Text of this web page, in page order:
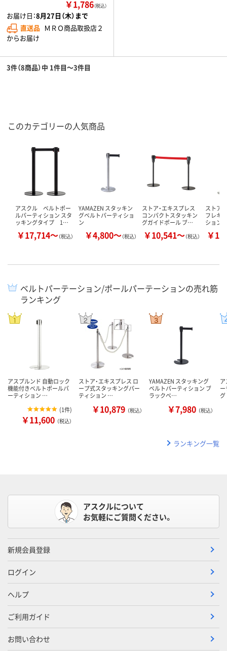
￥1,786（税込）
お届け日：8月27日（木）まで
直送品 ＭＲＯ商品取扱店２
からお届け
3件（8商品）中 1件目～3件目
このカテゴリーの人気商品
アスクル ベルトポー
ルパーティション スタ
ッキングタイプ 1…
￥17,714～（税込）
YAMAZEN スタッキン
グベルトパーティショ
ン
￥4,800～（税込）
ストア・エキスプレス
コンパクトスタッキン
グガイドポール ブ…
￥10,541～（税込）
ストア
フレキ
ション
￥
ベルトパーテーション/ポールパーテーションの売れ筋
ランキング
アスプルンド 自動ロック
機能付きべルトポールパ
ーティション …
(1件)
￥11,600 （税込）
ストア・エキスプレス ロ
ープ式スタッキングパー
ティション …
￥10,879 （税込）
YAMAZEN スタッキング
ベルトパーティション ブ
ラックベ…
￥7,980 （税込）
ランキング一覧
アスクルについて
お気軽にご質問ください。
新規会員登録
ログイン
ヘルプ
ご利用ガイド
お問い合わせ